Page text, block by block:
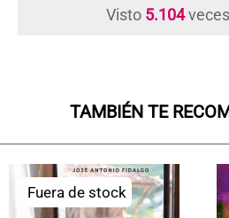
Visto 5.104veces
TAMBIÉN TE
Fuera de stock